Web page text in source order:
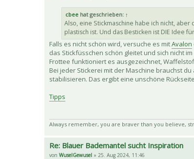
cbee hat geschrieben: ↑
Also, eine Stickmaschine habe ich nicht,
plastisch ist. Und das Besticken ist DIE Idee
Falls es nicht schön wird, versuche es mitAvalon
das Stickfüsschen schön gleitet und sich nicht
Frottee funktioniert es ausgezeichnet,
Bei jeder Stickerei mit der Maschine brauchst
stabilisieren. Das ergibt eine unschöne
Tipps
Always remember, you are braver than you believe,
Re: Blauer Bademantel sucht Inspiration
von WuselGewusel » 25. Aug 2024, 11:46